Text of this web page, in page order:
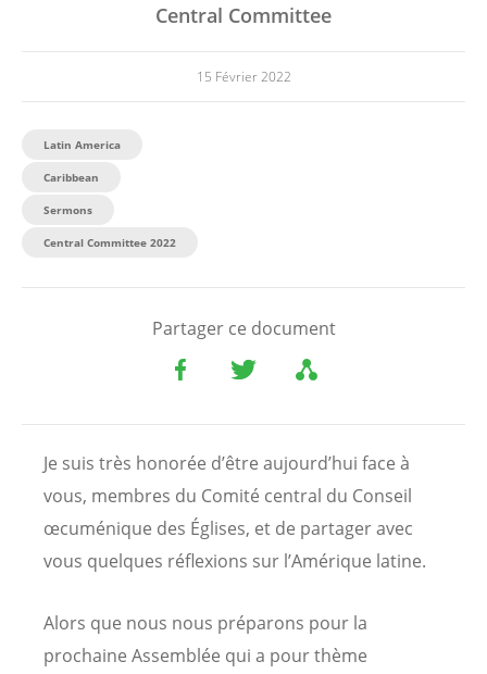
Central Committee
15 Février 2022
Latin America
Caribbean
Sermons
Central Committee 2022
Partager ce document
Je suis très honorée d’être aujourd’hui face à
vous, membres du Comité central du Conseil
œcuménique des Églises, et de partager avec
vous quelques réflexions sur l’Amérique latine.
Alors que nous nous préparons pour la
prochaine Assemblée qui a pour thème